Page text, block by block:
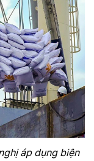
áp dụng biện